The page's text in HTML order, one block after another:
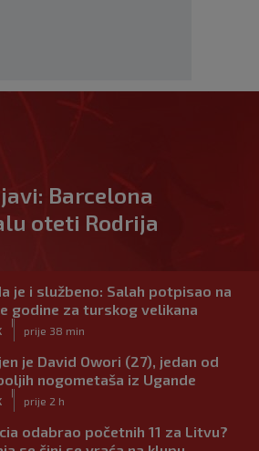
Barcelona
oteti Rodrija
je i službeno: Salah potpisao na
godine za turskog velikana
prije 38 min
je David Owori (27), jedan od
nogometaša iz Ugande
prije 2 h
odabrao početnih 11 za Litvu?